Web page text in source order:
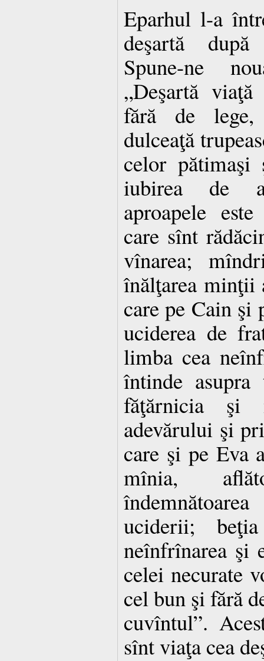
Eparhul l-a
deşartă
Spune-ne
„Deşartă
fără de
dulceaţă
celor
iubirea de
aproapele
care sînt
vînarea;
înălţarea minţii
care pe Cain
uciderea de
limba cea
întinde
făţărnicia şi
adevărului şi
care şi pe Eva
mînia,
uciderii;
neînfrînarea şi
celei necurate
cel bun şi fără
cuvîntul”.
sînt viaţa cea